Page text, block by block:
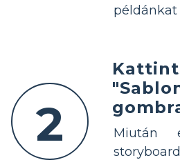
példánkat
2
Miután